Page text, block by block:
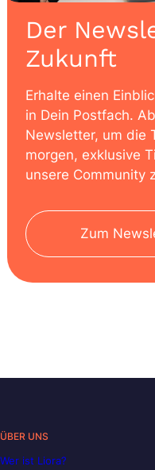
Der
Zukunft
Erhalte einen
in Dein Postfach.
Newsletter, um die
morgen, exklusive
unsere Community
Zum
ÜBER UNS
Wer ist Liora?